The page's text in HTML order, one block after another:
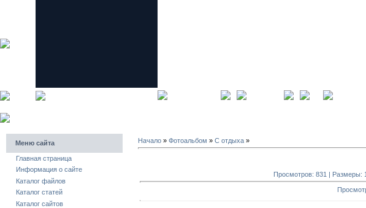
Меню сайта
Главная страница
Информация о сайте
Каталог файлов
Каталог статей
Каталог сайтов
Начало » Фотоальбом » C отдыха »
Просмотров: 831 | Размеры: